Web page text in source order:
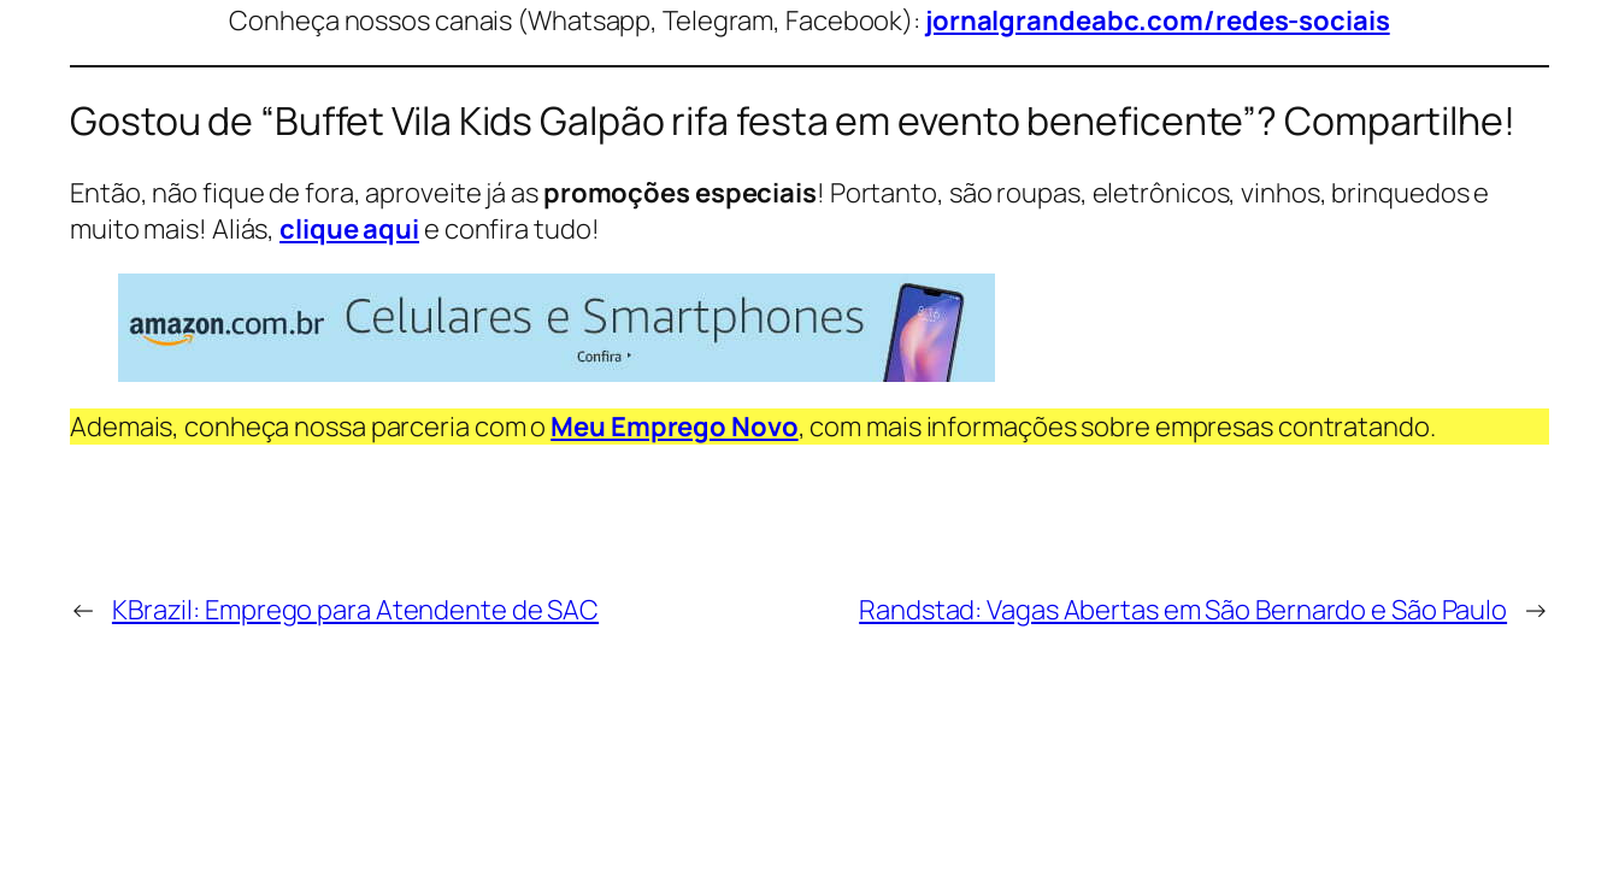
Conheça nossos canais (Whatsapp, Telegram, Facebook): jornalgrandeabc.com/redes-sociais
Gostou de “Buffet Vila Kids Galpão rifa festa em evento beneficente”? Compartilhe!
Então, não fique de fora, aproveite já aspromoções especiais! Portanto, são roupas, eletrônicos, vinhos, brinquedos e
muito mais! Aliás, clique aqui e confira tudo!
Ademais, conheça nossa parceria com o Meu Emprego Novo, com mais informações sobre empresas contratando.
← KBrazil: Emprego para Atendente de SAC Randstad: Vagas Abertas em São Bernardo e São Paulo →